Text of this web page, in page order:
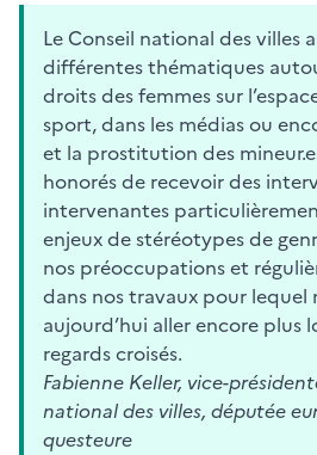
Le Conseil national des villes
différentes thématiques
droits des femmes sur
sport, dans les médias ou
et la prostitution des
honorés de recevoir des
intervenantes
enjeux de stéréotypes de
nos préoccupations et
dans nos travaux pour lequel
aujourd’hui aller encore plus
regards croisés.
Fabienne Keller, vice-
national des villes, députée
questeure